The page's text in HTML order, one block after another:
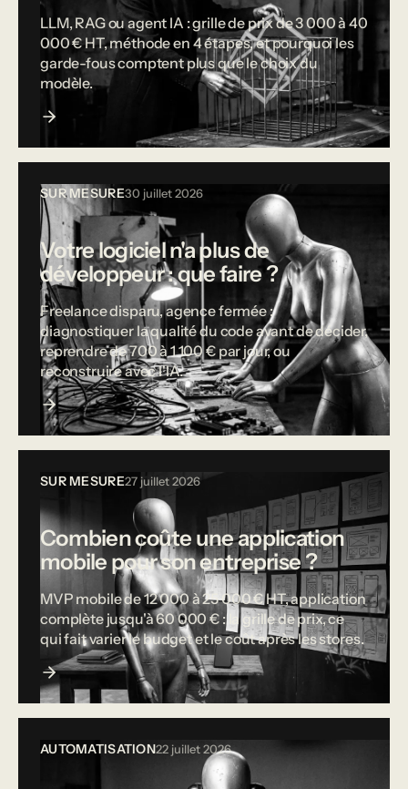
LLM, RAG ou agent IA : grille de prix de 3 000 à 40
000 € HT, méthode en 4 étapes, et pourquoi les
garde-fous comptent plus que le choix du
modèle.
SUR MESURE30 juillet 2026
Votre logiciel n'a plus de
développeur : que faire ?
Freelance disparu, agence fermée :
diagnostiquer la qualité du code avant de décider,
reprendre de 700 à 1 100 € par jour, ou
reconstruire avec l'IA.
SUR MESURE27 juillet 2026
Combien coûte une application
mobile pour son entreprise ?
MVP mobile de 12 000 à 25 000 € HT, application
complète jusqu'à 60 000 € : la grille de prix, ce
qui fait varier le budget et le coût après les stores.
AUTOMATISATION22 juillet 2026